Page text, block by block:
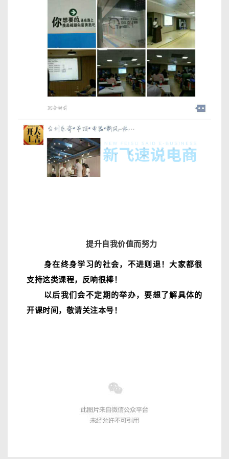
提升自我价值而努力
身在终身学习的社会，不进则退！大家都很
支持这类课程，反响很棒！
以后我们会不定期的举办，要想了解具体的
开课时间，敬请关注本号！